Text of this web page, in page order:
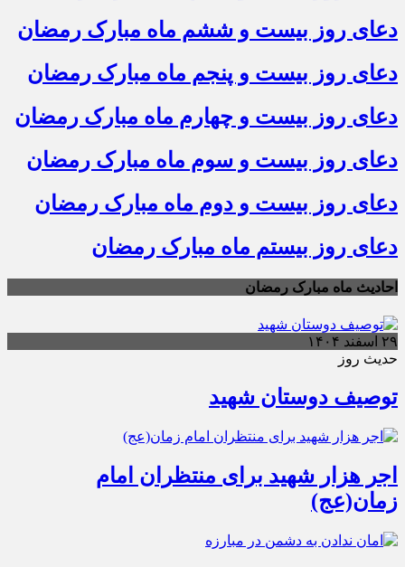
دعای روز بیست و ششم ماه مبارک رمضان
دعای روز بیست و پنجم ماه مبارک رمضان
دعای روز بیست و چهارم ماه مبارک رمضان
دعای روز بیست و سوم ماه مبارک رمضان
دعای روز بیست و دوم ماه مبارک رمضان
دعای روز بیستم ماه مبارک رمضان
احادیث ماه مبارک رمضان
۲۹ اسفند ۱۴۰۴
حدیث روز
توصیف دوستان شهید
اجر هزار شهید برای منتظران امام
زمان(عج)